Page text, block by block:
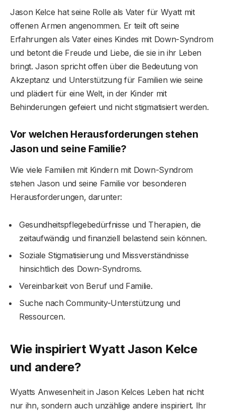
Jason Kelce hat seine Rolle als Vater für Wyatt mit
offenen Armen angenommen. Er teilt oft seine
Erfahrungen als Vater eines Kindes mit Down-Syndrom
und betont die Freude und Liebe, die sie in ihr Leben
bringt. Jason spricht offen über die Bedeutung von
Akzeptanz und Unterstützung für Familien wie seine
und plädiert für eine Welt, in der Kinder mit
Behinderungen gefeiert und nicht stigmatisiert werden.
Vor welchen Herausforderungen stehen
Jason und seine Familie?
Wie viele Familien mit Kindern mit Down-Syndrom
stehen Jason und seine Familie vor besonderen
Herausforderungen, darunter:
Gesundheitspflegebedürfnisse und Therapien, die
zeitaufwändig und finanziell belastend sein können.
Soziale Stigmatisierung und Missverständnisse
hinsichtlich des Down-Syndroms.
Vereinbarkeit von Beruf und Familie.
Suche nach Community-Unterstützung und
Ressourcen.
Wie inspiriert Wyatt Jason Kelce
und andere?
Wyatts Anwesenheit in Jason Kelces Leben hat nicht
nur ihn, sondern auch unzählige andere inspiriert. Ihr